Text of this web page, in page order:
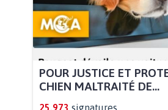
POUR JUSTICE ET
CHIEN MALTRAITÉ DE...
25.973 signatures